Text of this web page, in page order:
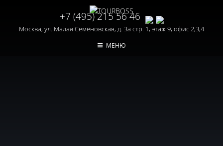
+7 (495) 215 56 46
Москва, ул. Малая Семёновская, д. 3а стр. 1, этаж 9, офис 2,3,4
МЕНЮ